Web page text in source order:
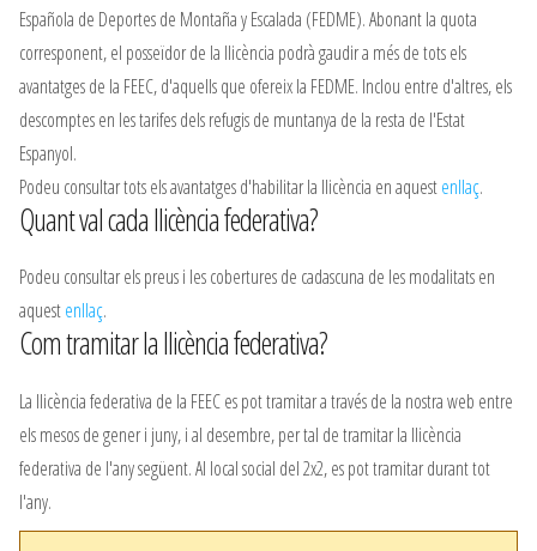
Española de Deportes de Montaña y Escalada (FEDME). Abonant la quota
corresponent, el posseïdor de la llicència podrà gaudir a més de tots els
avantatges de la FEEC, d'aquells que ofereix la FEDME. Inclou entre d'altres, els
descomptes en les tarifes dels refugis de muntanya de la resta de l'Estat
Espanyol.
Podeu consultar tots els avantatges d'habilitar la llicència en aquestenllaç.
Quant val cada llicència federativa?
Podeu consultar els preus i les cobertures de cadascuna de les modalitats en
aquestenllaç.
Com tramitar la llicència federativa?
La llicència federativa de la FEEC es pot tramitar a través de la nostra web entre
els mesos de gener i juny, i al desembre, per tal de tramitar la llicència
federativa de l'any següent. Al local social del 2x2, es pot tramitar durant tot
l'any.